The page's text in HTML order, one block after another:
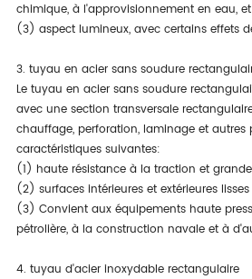
chimique, à l'approvisionnement en eau,
(3) aspect lumineux, avec certains effets
3. tuyau en acier sans soudure
Le tuyau en acier sans soudure
avec une section transversale
chauffage, perforation, laminage et autres
caractéristiques suivantes:
(1) haute résistance à la traction et
(2) surfaces intérieures et extérieures
(3) Convient aux équipements haute
pétrolière, à la construction navale et à
4. tuyau d'acier inoxydable rectangulaire